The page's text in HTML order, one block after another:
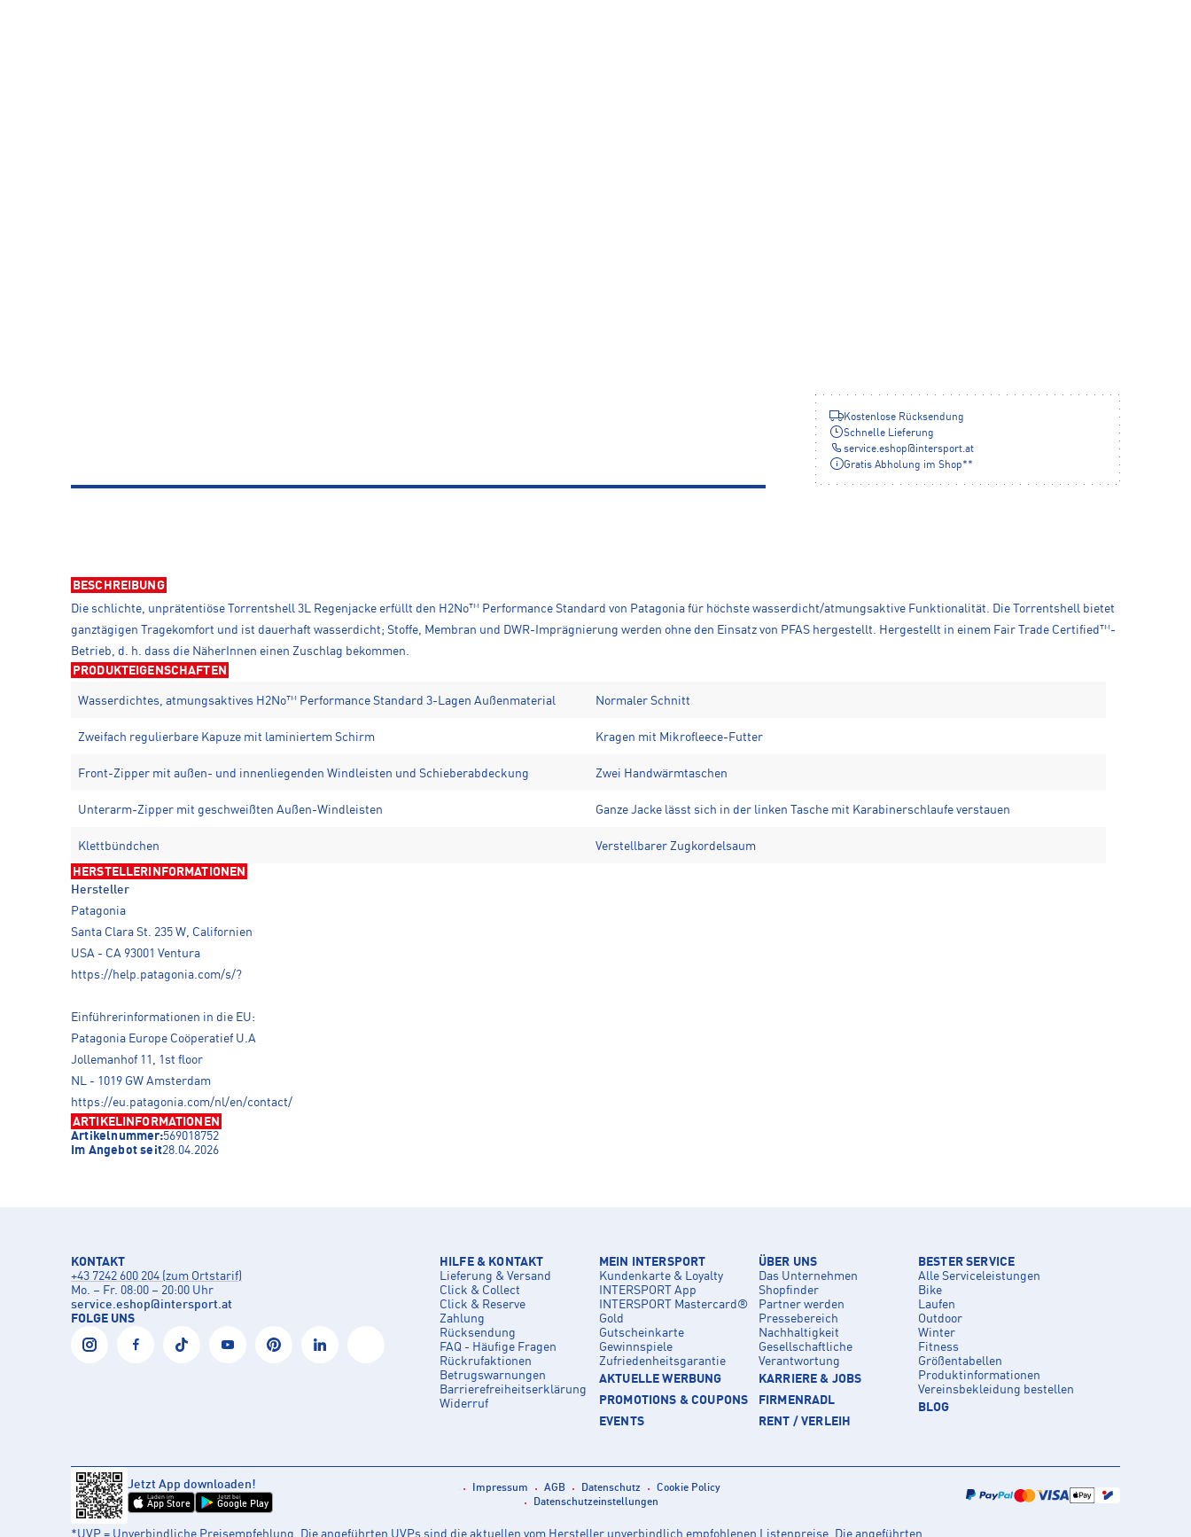
Kostenlose Rücksendung
Schnelle Lieferung
service.eshop@intersport.at
Gratis Abholung im Shop**
BESCHREIBUNG
Die schlichte, unprätentiöse Torrentshell 3L Regenjacke erfüllt den H2No™ Performance Standard von Patagonia für höchste wasserdicht/atmungsaktive Funktionalität. Die Torrentshell bietet
ganztägigen Tragekomfort und ist dauerhaft wasserdicht; Stoffe, Membran und DWR-Imprägnierung werden ohne den Einsatz von PFAS hergestellt. Hergestellt in einem Fair Trade Certified™-
Betrieb, d. h. dass die NäherInnen einen Zuschlag bekommen.
PRODUKTEIGENSCHAFTEN
Wasserdichtes, atmungsaktives H2No™ Performance Standard 3-Lagen Außenmaterial Normaler Schnitt
Zweifach regulierbare Kapuze mit laminiertem Schirm Kragen mit Mikrofleece-Futter
Front-Zipper mit außen- und innenliegenden Windleisten und Schieberabdeckung Zwei Handwärmtaschen
Unterarm-Zipper mit geschweißten Außen-Windleisten Ganze Jacke lässt sich in der linken Tasche mit Karabinerschlaufe verstauen
Klettbündchen Verstellbarer Zugkordelsaum
HERSTELLERINFORMATIONEN
Hersteller
Patagonia
Santa Clara St. 235 W, Californien
USA - CA 93001 Ventura
https://help.patagonia.com/s/?
Einführerinformationen in die EU:
Patagonia Europe Coöperatief U.A
Jollemanhof 11, 1st floor
NL - 1019 GW Amsterdam
https://eu.patagonia.com/nl/en/contact/
ARTIKELINFORMATIONEN
Artikelnummer:569018752
Im Angebot seit28.04.2026
KONTAKT
+43 7242 600 204 (zum Ortstarif)
Mo. – Fr. 08:00 – 20:00 Uhr
service.eshop@intersport.at
FOLGE UNS
HILFE & KONTAKT
Lieferung & Versand
Click & Collect
Click & Reserve
Zahlung
Rücksendung
FAQ - Häufige Fragen
Rückrufaktionen
Betrugswarnungen
Barrierefreiheitserklärung
Widerruf
MEIN INTERSPORT
Kundenkarte & Loyalty
INTERSPORT App
INTERSPORT Mastercard®
Gold
Gutscheinkarte
Gewinnspiele
Zufriedenheitsgarantie
AKTUELLE WERBUNG
PROMOTIONS & COUPONS
EVENTS
ÜBER UNS
Das Unternehmen
Shopfinder
Partner werden
Pressebereich
Nachhaltigkeit
Gesellschaftliche
Verantwortung
KARRIERE & JOBS
FIRMENRADL
RENT / VERLEIH
BESTER SERVICE
Alle Serviceleistungen
Bike
Laufen
Outdoor
Winter
Fitness
Größentabellen
Produktinformationen
Vereinsbekleidung bestellen
BLOG
Jetzt App downloaden!
Laden im
App Store
Jetzt bei
Google Play
Impressum AGB Datenschutz
Cookie Policy
Datenschutzeinstellungen